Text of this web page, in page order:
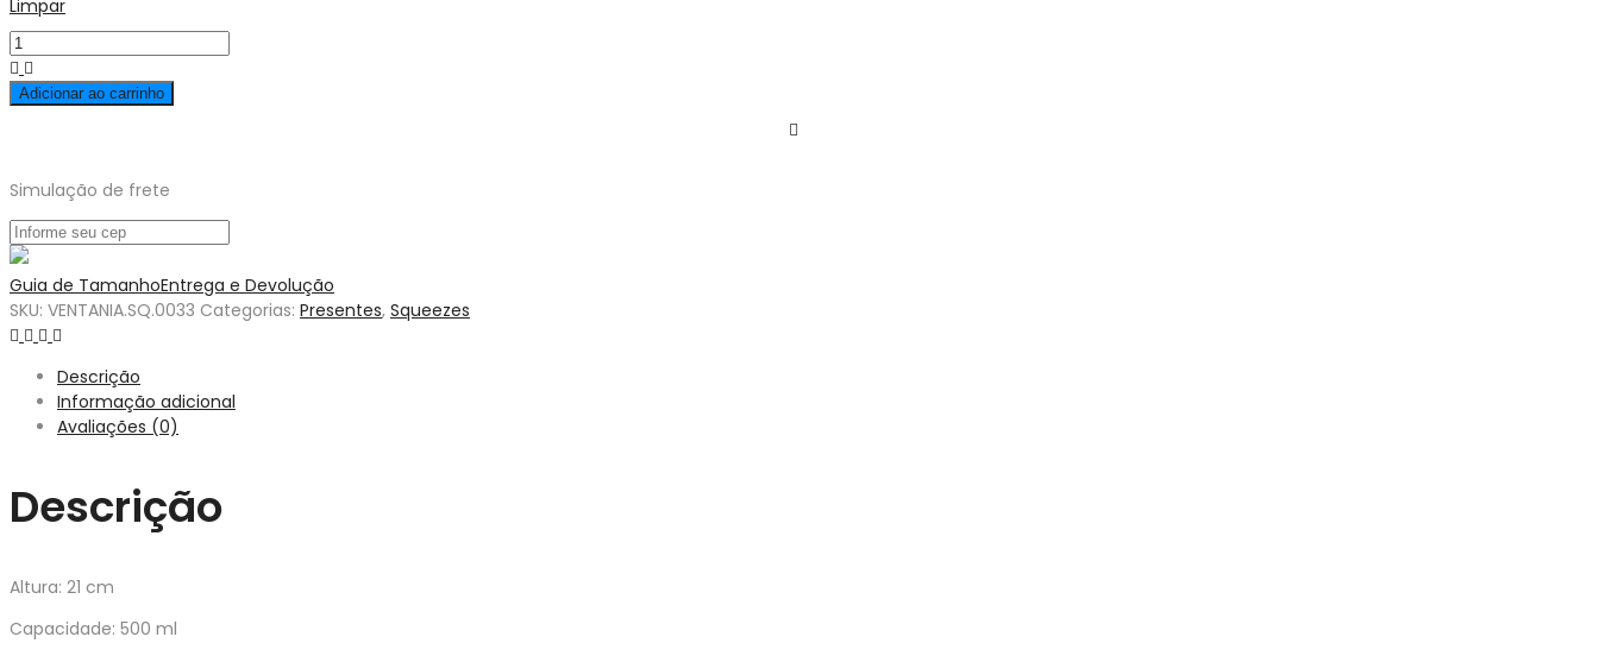
Limpar
Adicionar ao carrinho
Simulação de frete
Guia de TamanhoEntrega e Devolução
SKU: VENTANIA.SQ.0033 Categorias: Presentes, Squeezes
Descrição
Informação adicional
Avaliações (0)
Descrição
Altura: 21 cm
Capacidade: 500 ml